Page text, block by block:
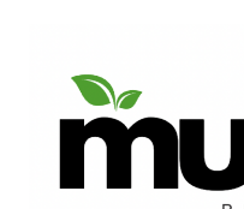
contenu